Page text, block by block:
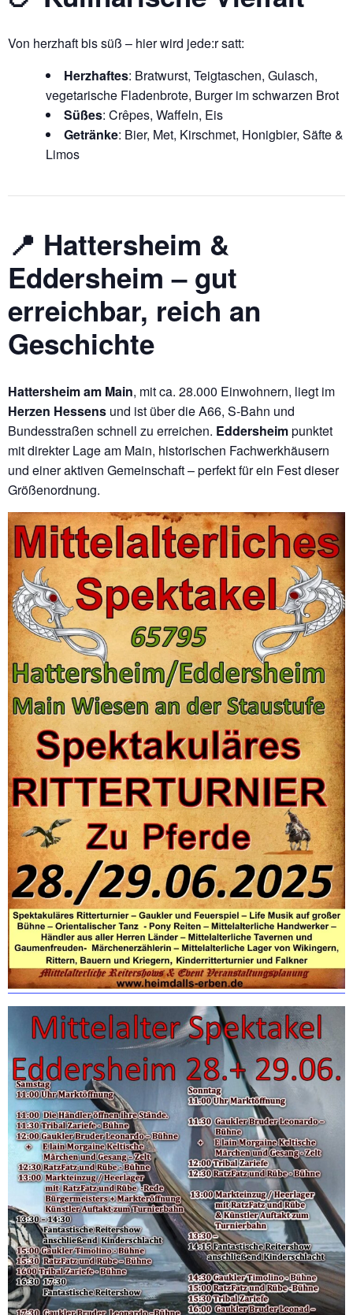
Von herzhaft bis süß – hier wird jede:r satt:
Herzhaftes: Bratwurst, Teigtaschen, Gulasch,
vegetarische Fladenbrote, Burger im schwarzen Brot
Süßes: Crêpes, Waffeln, Eis
Getränke: Bier, Met, Kirschmet, Honigbier, Säfte &
Limos
📍 Hattersheim &
Eddersheim – gut
erreichbar, reich an
Geschichte
Hattersheim am Main, mit ca. 28.000 Einwohnern, liegt im
Herzen Hessens und ist über die A66, S-Bahn und
Bundesstraßen schnell zu erreichen. Eddersheimpunktet
mit direkter Lage am Main, historischen Fachwerkhäusern
und einer aktiven Gemeinschaft – perfekt für ein Fest dieser
Größenordnung.